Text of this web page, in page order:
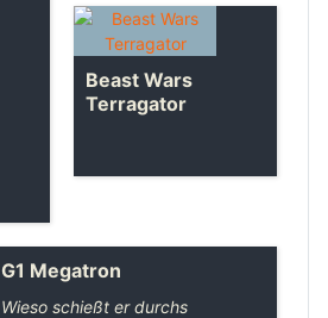
Beast Wars
Terragator
G1 Megatron
Wieso schießt er durchs